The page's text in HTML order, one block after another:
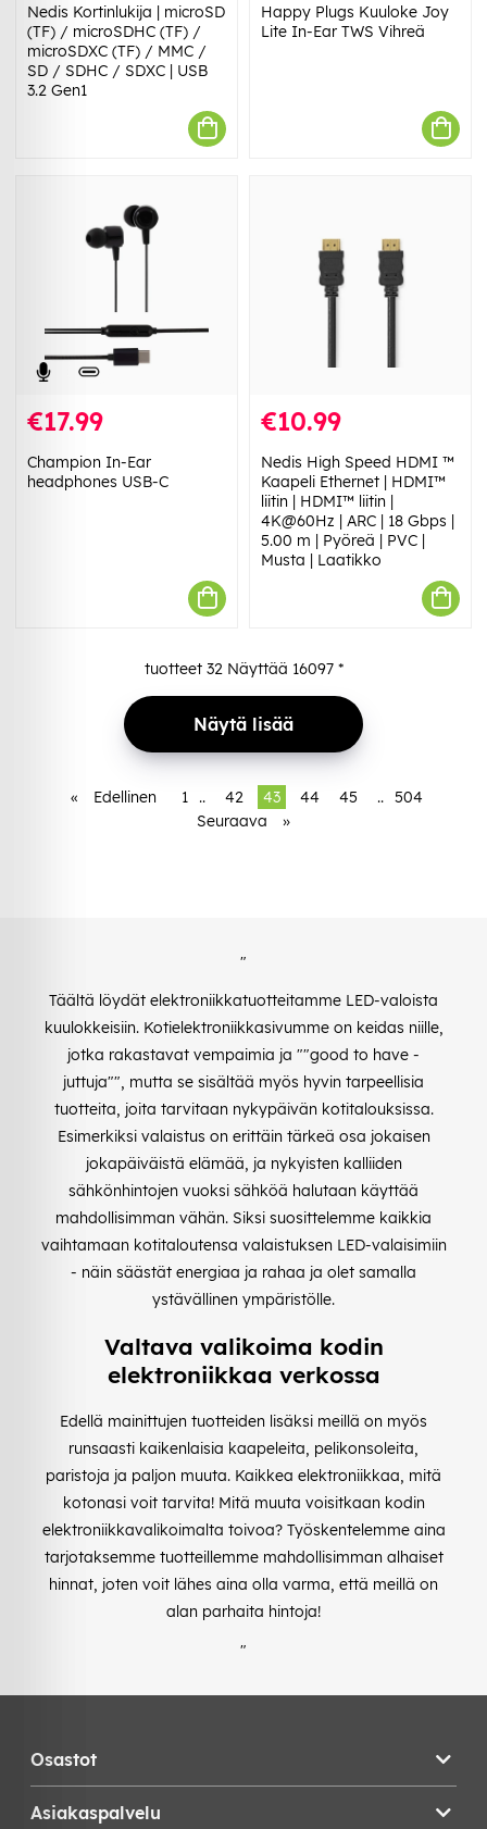
Nedis Kortinlukija | microSD
(TF) / microSDHC (TF) /
microSDXC (TF) / MMC /
SD / SDHC / SDXC | USB
3.2 Gen1
Happy Plugs Kuuloke Joy
Lite In-Ear TWS Vihreä
€17.99
Champion In-Ear
headphones USB-C
€10.99
Nedis High Speed ​​HDMI ™
Kaapeli Ethernet | HDMI™
liitin | HDMI™ liitin |
4K@60Hz | ARC | 18 Gbps |
5.00 m | Pyöreä | PVC |
Musta | Laatikko
tuotteet 32Näyttää 16097*
Näytä lisää
« Edellinen 1 .. 42 43 44 45 .. 504
Seuraava
»
"
Täältä löydät elektroniikkatuotteitamme LED-valoista
kuulokkeisiin. Kotielektroniikkasivumme on keidas niille,
jotka rakastavat vempaimia ja ""good to have -
juttuja"", mutta se sisältää myös hyvin tarpeellisia
tuotteita, joita tarvitaan nykypäivän kotitalouksissa.
Esimerkiksi valaistus on erittäin tärkeä osa jokaisen
jokapäiväistä elämää, ja nykyisten kalliiden
sähkönhintojen vuoksi sähköä halutaan käyttää
mahdollisimman vähän. Siksi suosittelemme kaikkia
vaihtamaan kotitaloutensa valaistuksen LED-valaisimiin
- näin säästät energiaa ja rahaa ja olet samalla
ystävällinen ympäristölle.
Valtava valikoima kodin
elektroniikkaa verkossa
Edellä mainittujen tuotteiden lisäksi meillä on myös
runsaasti kaikenlaisia kaapeleita, pelikonsoleita,
paristoja ja paljon muuta. Kaikkea elektroniikkaa, mitä
kotonasi voit tarvita! Mitä muuta voisitkaan kodin
elektroniikkavalikoimalta toivoa? Työskentelemme aina
tarjotaksemme tuotteillemme mahdollisimman alhaiset
hinnat, joten voit lähes aina olla varma, että meillä on
alan parhaita hintoja!
"
Osastot
Asiakaspalvelu